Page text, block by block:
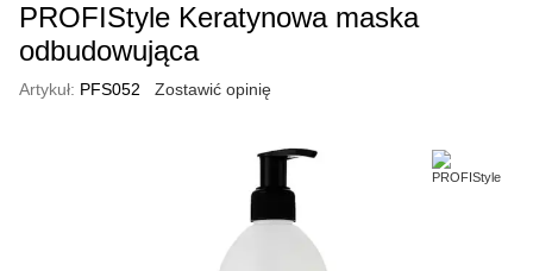
PROFIStyle Keratynowa maska
odbudowująca
Artykuł: PFS052 Zostawić opinię